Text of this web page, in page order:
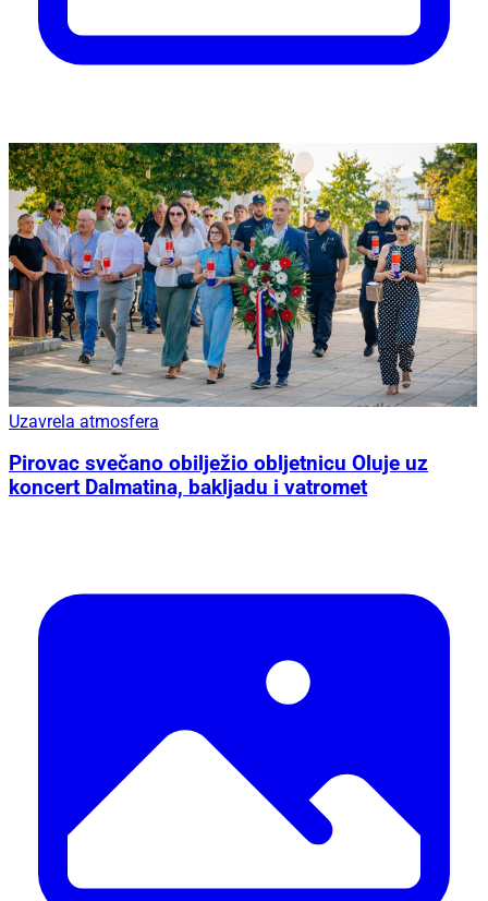
Uzavrela atmosfera
Pirovac svečano obilježio obljetnicu Oluje uz
koncert Dalmatina, bakljadu i vatromet